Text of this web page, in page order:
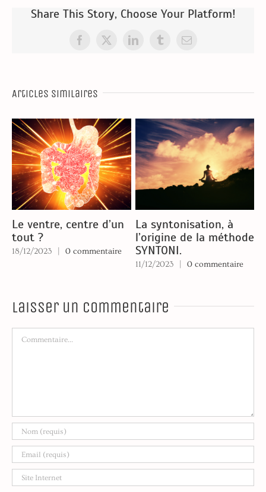
Share This Story, Choose Your Platform!
Facebook
X LinkedInTumblrEmail
Articles similaires
Le ventre, centre d’un
tout ?
18/12/2023 0 commentaire
La syntonisation, à
l’origine de la méthode
SYNTONI.
11/12/2023 0 commentaire
Laisser un commentaire